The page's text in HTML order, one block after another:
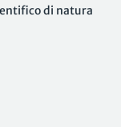
di natura